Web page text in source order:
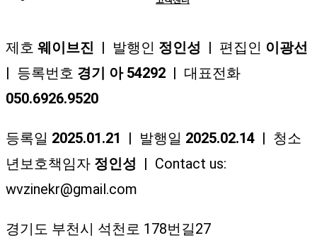
제호 웨이브진 | 발행인 정인성 | 편집인 이광선
| 등록번호 경기 아 54292 | 대표전화
050.6926.9520
등록일 2025.01.21 | 발행일 2025.02.14 | 청소
년보호책임자 정인성 | Contact us:
wvzinekr@gmail.com
경기도 부천시 석천로 178번길27